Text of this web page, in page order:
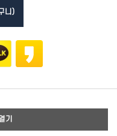
니)
기